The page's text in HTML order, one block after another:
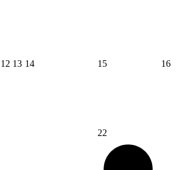
12 13 14 15 16
22